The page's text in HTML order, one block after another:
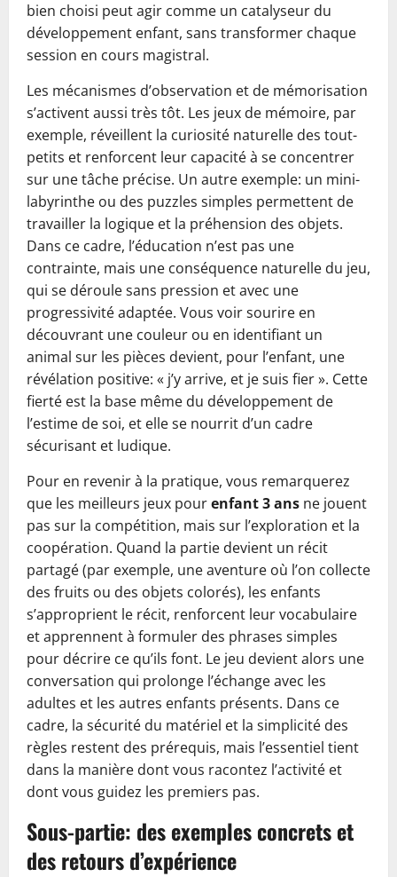
bien choisi peut agir comme un catalyseur du
développement enfant, sans transformer chaque
session en cours magistral.
Les mécanismes d’observation et de mémorisation
s’activent aussi très tôt. Les jeux de mémoire, par
exemple, réveillent la curiosité naturelle des tout-
petits et renforcent leur capacité à se concentrer
sur une tâche précise. Un autre exemple: un mini-
labyrinthe ou des puzzles simples permettent de
travailler la logique et la préhension des objets.
Dans ce cadre, l’éducation n’est pas une
contrainte, mais une conséquence naturelle du jeu,
qui se déroule sans pression et avec une
progressivité adaptée. Vous voir sourire en
découvrant une couleur ou en identifiant un
animal sur les pièces devient, pour l’enfant, une
révélation positive: « j’y arrive, et je suis fier ». Cette
fierté est la base même du développement de
l’estime de soi, et elle se nourrit d’un cadre
sécurisant et ludique.
Pour en revenir à la pratique, vous remarquerez
que les meilleurs jeux pourenfant 3 ans ne jouent
pas sur la compétition, mais sur l’exploration et la
coopération. Quand la partie devient un récit
partagé (par exemple, une aventure où l’on collecte
des fruits ou des objets colorés), les enfants
s’approprient le récit, renforcent leur vocabulaire
et apprennent à formuler des phrases simples
pour décrire ce qu’ils font. Le jeu devient alors une
conversation qui prolonge l’échange avec les
adultes et les autres enfants présents. Dans ce
cadre, la sécurité du matériel et la simplicité des
règles restent des prérequis, mais l’essentiel tient
dans la manière dont vous racontez l’activité et
dont vous guidez les premiers pas.
Sous-partie: des exemples concrets et
des retours d’expérience